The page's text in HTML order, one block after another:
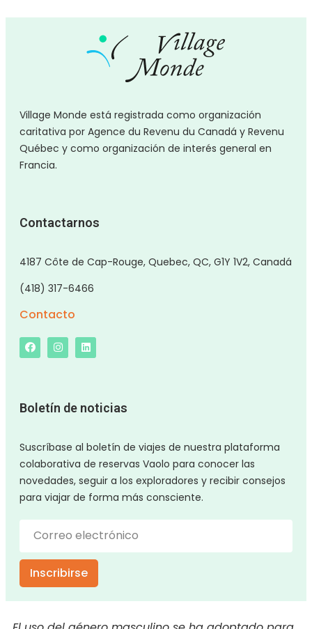
Village Monde está registrada como organización
caritativa por Agence du Revenu du Canadá y Revenu
Québec y como organización de interés general en
Francia.
Contactarnos
4187 Côte de Cap-Rouge, Quebec, QC, G1Y 1V2, Canadá
(418) 317-6466
Contacto
Boletín de noticias
Suscríbase al boletín de viajes de nuestra plataforma
colaborativa de reservas Vaolo para conocer las
novedades, seguir a los exploradores y recibir consejos
para viajar de forma más consciente.
Inscribirse